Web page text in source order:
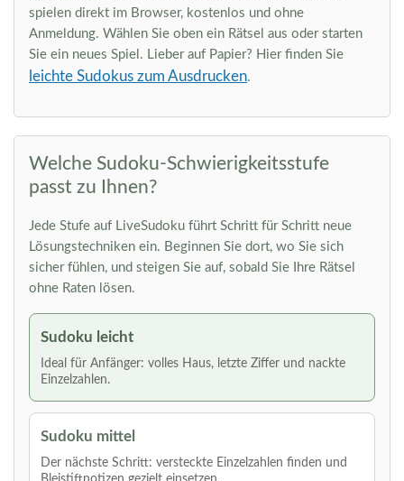
spielen direkt im Browser, kostenlos und ohne
Anmeldung. Wählen Sie oben ein Rätsel aus oder starten
Sie ein neues Spiel. Lieber auf Papier? Hier finden Sie
leichte Sudokus zum Ausdrucken.
Welche Sudoku-Schwierigkeitsstufe
passt zu Ihnen?
Jede Stufe auf LiveSudoku führt Schritt für Schritt neue
Lösungstechniken ein. Beginnen Sie dort, wo Sie sich
sicher fühlen, und steigen Sie auf, sobald Sie Ihre Rätsel
ohne Raten lösen.
Sudoku leicht
Ideal für Anfänger: volles Haus, letzte Ziffer und nackte
Einzelzahlen.
Sudoku mittel
Der nächste Schritt: versteckte Einzelzahlen finden und